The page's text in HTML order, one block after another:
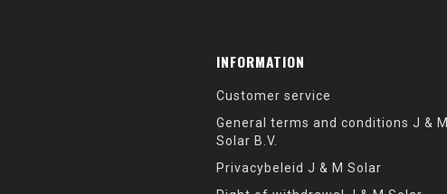
INFORMATION
Customer service
General terms and conditions J & M
Solar B.V.
Privacybeleid J & M Solar